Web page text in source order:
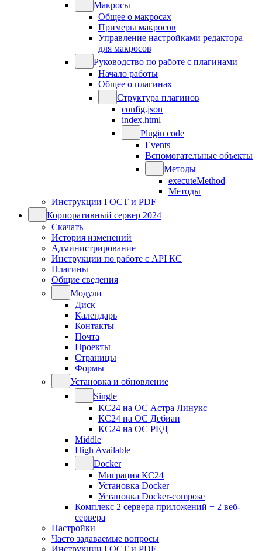
Макросы
Общее о макросах
Примеры макросов
Управление настройками редактора
для макросов
Руководство по работе с плагинами
Начало работы
Общее о плагинах
Структура плагинов
config.json
index.html
Plugin code
Events
Вспомогательные объекты
Методы
executeMethod
Методы
Инструкции ГОСТ и PDF
Корпоративный сервер 2024
Скачать
История изменений
Администрирование
Инструкции по работе с API КС
Плагины
Общие сведения
Модули
Диск
Календарь
Контакты
Почта
Проекты
Страницы
Формы
Установка и обновление
Single
КС24 на ОС Астра Линукс
КС24 на ОС Дебиан
КС24 на ОС РЕД
Middle
High Available
Docker
Миграция КС24
Установка Docker
Установка Docker-compose
Комплекс 2 сервера приложений + 2 веб-
сервера
Настройки
Часто задаваемые вопросы
Инструкции ГОСТ и PDF